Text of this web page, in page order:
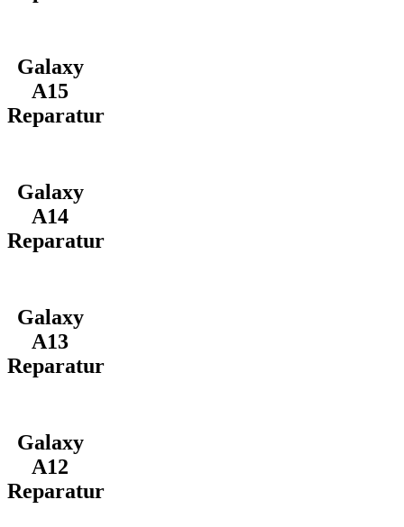
Galaxy
A15
Reparatur
Galaxy
A14
Reparatur
Galaxy
A13
Reparatur
Galaxy
A12
Reparatur